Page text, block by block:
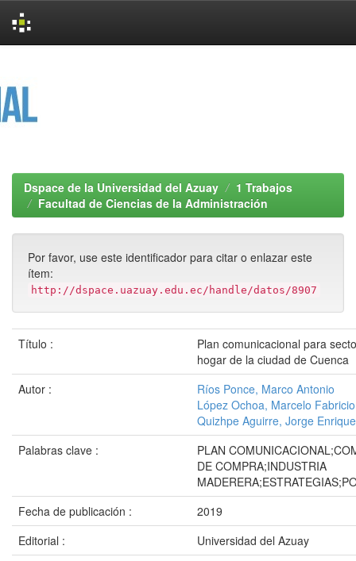
Dspace de la Universidad del Azuay
1 Trabajos
Facultad de Ciencias de la Administración
Por favor, use este identificador para citar o enlazar este
ítem:
http://dspace.uazuay.edu.ec/handle/datos/8907
Título :
Plan comunicacional para
hogar de la ciudad de Cuenca
Autor :
Ríos Ponce, Marco Antonio
López Ochoa, Marcelo Fabricio
Quizhpe Aguirre, Jorge Enrique
Palabras clave :
PLAN
DE COMPRA;INDUSTRIA
Fecha de publicación :
2019
Editorial :
Universidad del Azuay